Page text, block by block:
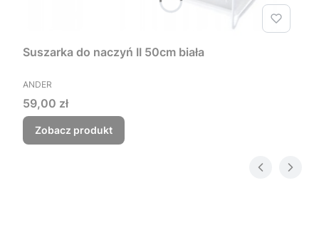
Suszarka do naczyń II 50cm biała
PRODUCENT
ANDER
Cena
59,00 zł
Zobacz produkt